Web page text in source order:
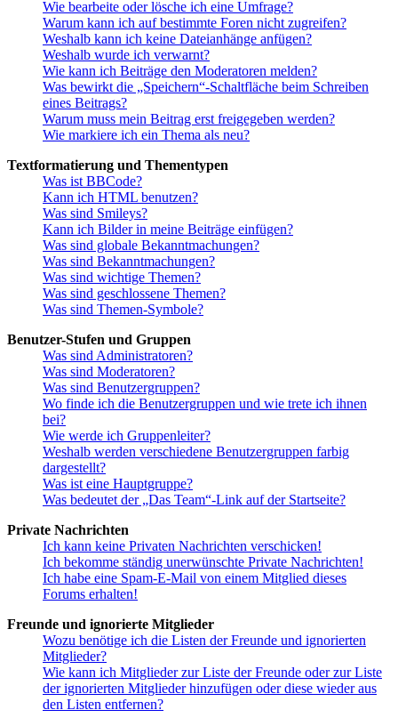
Wie bearbeite oder lösche ich eine Umfrage?
Warum kann ich auf bestimmte Foren nicht zugreifen?
Weshalb kann ich keine Dateianhänge anfügen?
Weshalb wurde ich verwarnt?
Wie kann ich Beiträge den Moderatoren melden?
Was bewirkt die „Speichern“-Schaltfläche beim Schreiben
eines Beitrags?
Warum muss mein Beitrag erst freigegeben werden?
Wie markiere ich ein Thema als neu?
Textformatierung und Thementypen
Was ist BBCode?
Kann ich HTML benutzen?
Was sind Smileys?
Kann ich Bilder in meine Beiträge einfügen?
Was sind globale Bekanntmachungen?
Was sind Bekanntmachungen?
Was sind wichtige Themen?
Was sind geschlossene Themen?
Was sind Themen-Symbole?
Benutzer-Stufen und Gruppen
Was sind Administratoren?
Was sind Moderatoren?
Was sind Benutzergruppen?
Wo finde ich die Benutzergruppen und wie trete ich ihnen
bei?
Wie werde ich Gruppenleiter?
Weshalb werden verschiedene Benutzergruppen farbig
dargestellt?
Was ist eine Hauptgruppe?
Was bedeutet der „Das Team“-Link auf der Startseite?
Private Nachrichten
Ich kann keine Privaten Nachrichten verschicken!
Ich bekomme ständig unerwünschte Private Nachrichten!
Ich habe eine Spam-E-Mail von einem Mitglied dieses
Forums erhalten!
Freunde und ignorierte Mitglieder
Wozu benötige ich die Listen der Freunde und ignorierten
Mitglieder?
Wie kann ich Mitglieder zur Liste der Freunde oder zur Liste
der ignorierten Mitglieder hinzufügen oder diese wieder aus
den Listen entfernen?